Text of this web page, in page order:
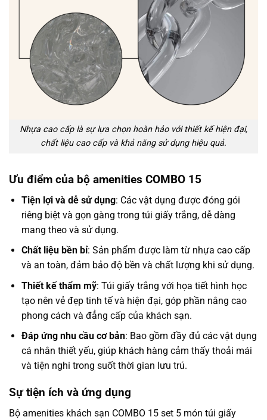
Nhựa cao cấp là sự lựa chọn hoàn hảo với thiết kế hiện đại,
chất liệu cao cấp và khả năng sử dụng hiệu quả.
Ưu điểm của bộ amenities COMBO 15
Tiện lợi và dễ sử dụng: Các vật dụng được đóng gói
riêng biệt và gọn gàng trong túi giấy trắng, dễ dàng
mang theo và sử dụng.
Chất liệu bền bỉ: Sản phẩm được làm từ nhựa cao cấp
và an toàn, đảm bảo độ bền và chất lượng khi sử dụng.
Thiết kế thẩm mỹ: Túi giấy trắng với họa tiết hình học
tạo nên vẻ đẹp tinh tế và hiện đại, góp phần nâng cao
phong cách và đẳng cấp của khách sạn.
Đáp ứng nhu cầu cơ bản: Bao gồm đầy đủ các vật dụng
cá nhân thiết yếu, giúp khách hàng cảm thấy thoải mái
và tiện nghi trong suốt thời gian lưu trú.
Sự tiện ích và ứng dụng
Bộ amenities khách sạn COMBO 15 set 5 món túi giấy